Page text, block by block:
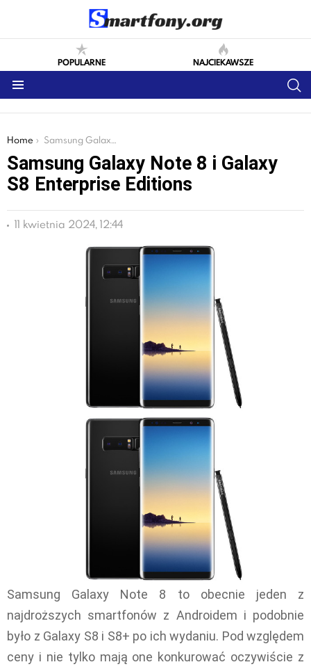
POPULARNE NAJCIEKAWSZE
You are here:
Home Samsung Galaxy Note 8 i Galaxy S8 Enterprise Editions
Samsung Galaxy Note 8 i Galaxy
S8 Enterprise Editions
11 kwietnia 2024, 12:44
Samsung Galaxy Note 8 to obecnie jeden z
najdroższych smartfonów z Androidem i podobnie
było z Galaxy S8 i S8+ po ich wydaniu. Pod względem
ceny i nie tylko mają one konkurować oczywiście z